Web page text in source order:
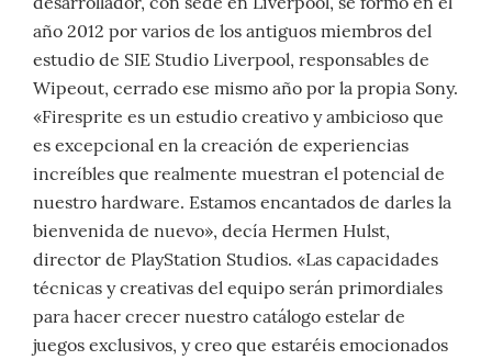
año 2012 por varios de los antiguos miembros del
estudio de SIE Studio Liverpool, responsables de
Wipeout, cerrado ese mismo año por la propia Sony.
«Firesprite es un estudio creativo y ambicioso que
es excepcional en la creación de experiencias
increíbles que realmente muestran el potencial de
nuestro hardware. Estamos encantados de darles la
bienvenida de nuevo», decía Hermen Hulst,
director de PlayStation Studios. «Las capacidades
técnicas y creativas del equipo serán primordiales
para hacer crecer nuestro catálogo estelar de
juegos exclusivos, y creo que estaréis emocionados